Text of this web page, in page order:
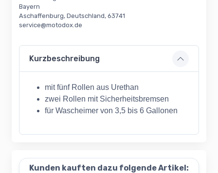
Bayern
Aschaffenburg, Deutschland, 63741
service@motodox.de
Kurzbeschreibung
mit fünf Rollen aus Urethan
zwei Rollen mit Sicherheitsbremsen
für Wascheimer von 3,5 bis 6 Gallonen
Kunden kauften dazu folgende Artikel: